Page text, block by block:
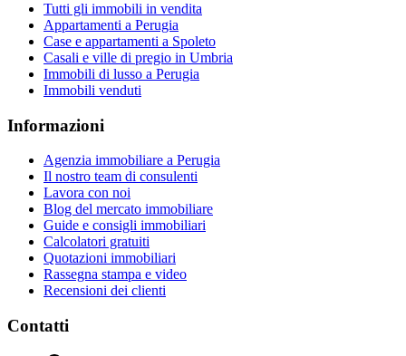
Tutti gli immobili in vendita
Appartamenti a Perugia
Case e appartamenti a Spoleto
Casali e ville di pregio in Umbria
Immobili di lusso a Perugia
Immobili venduti
Informazioni
Agenzia immobiliare a Perugia
Il nostro team di consulenti
Lavora con noi
Blog del mercato immobiliare
Guide e consigli immobiliari
Calcolatori gratuiti
Quotazioni immobiliari
Rassegna stampa e video
Recensioni dei clienti
Contatti